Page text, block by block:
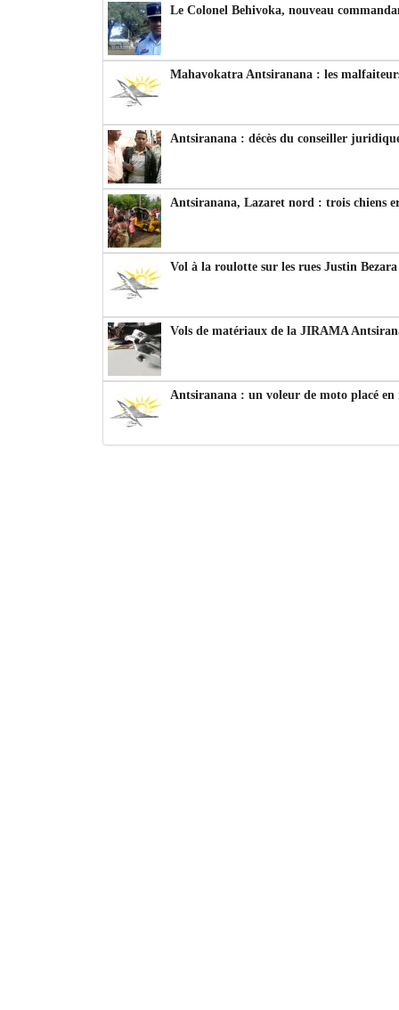
Le Colonel Behivoka, nouveau
Mahavokatra Antsiranana : les
Antsiranana : décès du conseiller
Antsiranana, Lazaret nord : trois chiens
Vol à la roulotte sur les rues Justin
Vols de matériaux de la JIRAMA
Antsiranana : un voleur de moto placé en